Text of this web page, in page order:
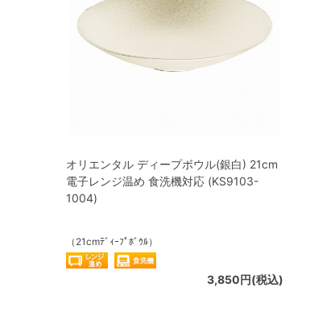
オリエンタル ディープボウル(銀白) 21cm
電子レンジ温め 食洗機対応 (KS9103-
1004)
（21cmﾃﾞｨｰﾌﾟﾎﾞｳﾙ）
3,850円(税込)